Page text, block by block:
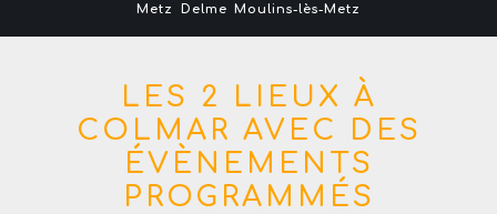
Metz Delme Moulins-lès-Metz
LES 2 LIEUX À
COLMAR AVEC DES
ÉVÈNEMENTS
PROGRAMMÉS